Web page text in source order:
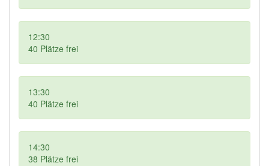
12:30
40 Plätze frei
13:30
40 Plätze frei
14:30
38 Plätze frei